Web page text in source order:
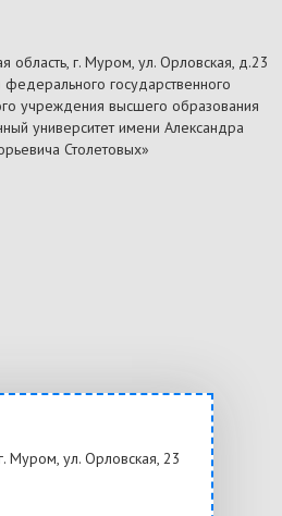
область, г. Муром, ул. Орловская, д.23
государственного
учреждения высшего образования
университет имени Александра
Столетовых»
Муром, ул. Орловская, 23